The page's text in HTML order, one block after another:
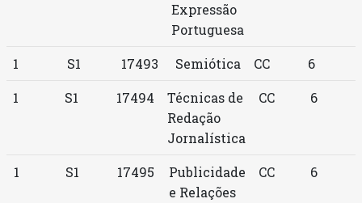
Expressão
Portuguesa
1 S1 17493 Semiótica CC
6
1
S1 17494
Técnicas de
Redação
Jornalística
CC 6
1 S1 17495
Publicidade
e Relações
CC 6